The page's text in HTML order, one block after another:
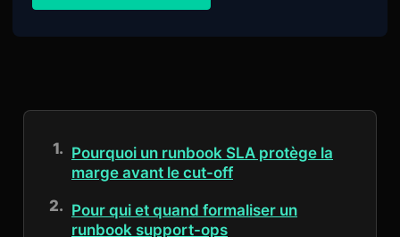
Pourquoi un runbook SLA protège la
marge avant le cut-off
Pour qui et quand formaliser un
runbook support-ops